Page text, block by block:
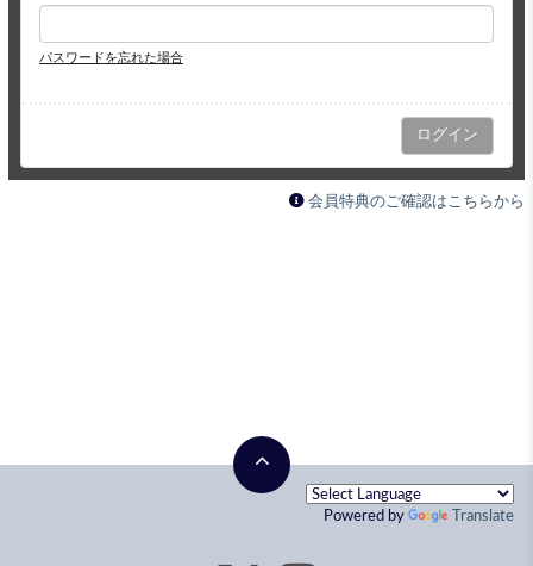
パスワードを忘れた場合
会員特典のご確認はこちらから
Powered by Translate